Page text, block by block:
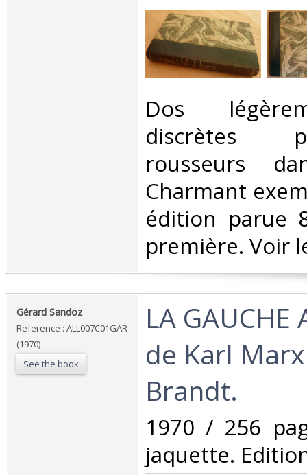
‎Dos
discrètes
rousseurs
Charmant
édition parue
première. Voir
‎Gérard Sandoz‎
Reference : ALL007C01GAR
(1970)
See the book
‎LA GAUCHE
de Karl
Brandt.‎
‎1970 / 256
jaquette.